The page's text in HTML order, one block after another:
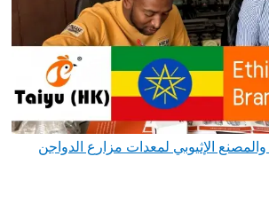
الإثيوبي لمعدات مزارع الدواجن